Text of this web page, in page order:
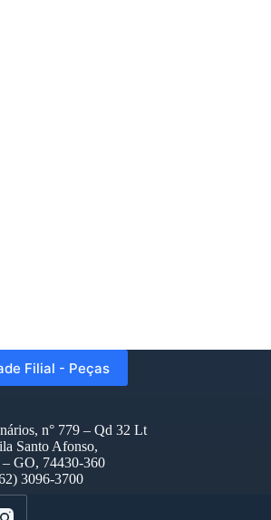
Filial - Peças
n° 779 – Qd 32 Lt
Santo Afonso,
GO, 74430-360
3096-3700